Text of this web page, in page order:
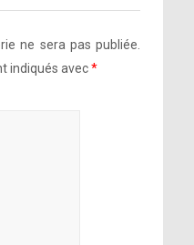
ne sera pas publiée.
indiqués avec*